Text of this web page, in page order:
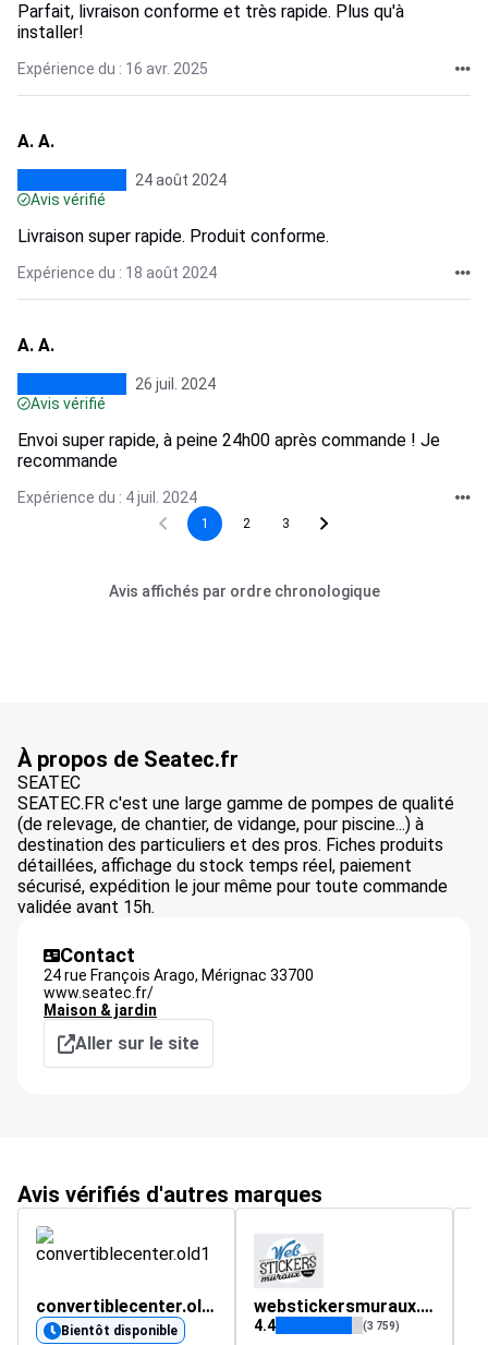
Parfait, livraison conforme et très rapide. Plus qu'à
installer!
Expérience du : 16 avr. 2025
A. A.
24 août 2024
Avis vérifié
Livraison super rapide. Produit conforme.
Expérience du : 18 août 2024
A. A.
26 juil. 2024
Avis vérifié
Envoi super rapide, à peine 24h00 après commande ! Je
recommande
Expérience du : 4 juil. 2024
1 2 3
Avis affichés par ordre chronologique
À propos de Seatec.fr
SEATEC
SEATEC.FR c'est une large gamme de pompes de qualité
(de relevage, de chantier, de vidange, pour piscine...) à
destination des particuliers et des pros. Fiches produits
détaillées, affichage du stock temps réel, paiement
sécurisé, expédition le jour même pour toute commande
validée avant 15h.
Contact
24 rue François Arago, Mérignac 33700
www.seatec.fr/
Maison & jardin
Aller sur le site
Avis vérifiés d'autres marques
convertiblecenter.old1
Bientôt disponible
webstickersmuraux.com
4.4 (3 759)